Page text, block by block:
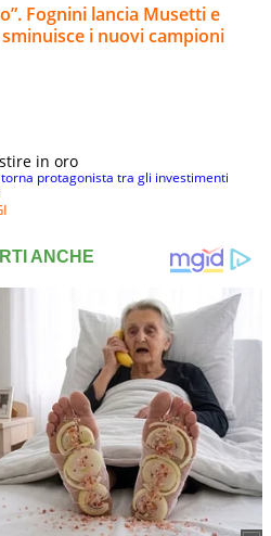
Fognini lancia Musetti e
i nuovi campioni
in oro
torna protagonista tra gli investimenti